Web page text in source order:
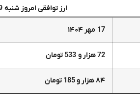
ارز توافقی امروز شنبه 19 مهر ۱۴۰۴
17 مهر ۱۴۰۴
72 هزار و 533 تومان
۸۴ هزار و 185 تومان